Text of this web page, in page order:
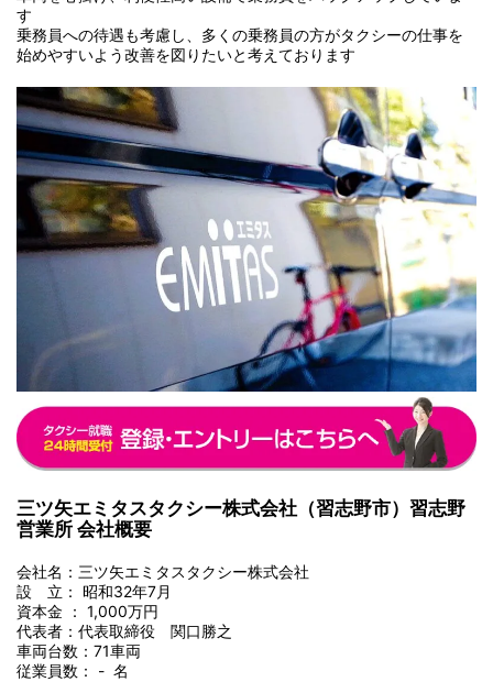
す
乗務員への待遇も考慮し、多くの乗務員の方がタクシーの仕事を
始めやすいよう改善を図りたいと考えております
三ツ矢エミタスタクシー株式会社（習志野市）習志野
営業所 会社概要
会社名：三ツ矢エミタスタクシー株式会社
設 立： 昭和32年7月
資本金 ： 1,000万円
代表者：代表取締役 関口勝之
車両台数：71車両
従業員数： - 名